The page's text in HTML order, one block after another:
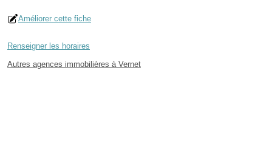
Améliorer cette fiche
Renseigner les horaires
Autres agences immobilières à Vernet